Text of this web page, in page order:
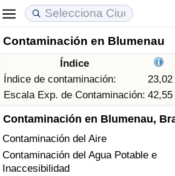
Contaminación en Blumenau
Índice
Índice de contaminación:
23,02
Escala Exp. de Contaminación: 42,55
Contaminación en Blumenau,
Contaminación del Aire
Contaminación del Agua Potable e
Inaccesibilidad
Coste de vida
Índice de Costo de Vida (Actual)
Índice de Costo de Vida
Índice de costo de vida por país
en aqaba
Precios de las propiedades
Índice de Precios de Inmuebles
Índice de Precios de Inmuebles
Índice de Precios de Inmuebles por
Calidad de Vida
Índice de Calidad de Vida
Índice de Calidad de Vida (Actual)
Índice de calidad de vida por país
Delincuencia